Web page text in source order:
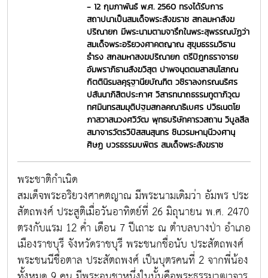
- 12 กุมภาพันธ์ พ.ศ. 2560 ทรงได้รับการ
สถาปนาเป็นสมเด็จพระสังฆราช สกลมหาสังฆ
ปริณายก มีพระนามตามจารึกในพระสุพรรณบัฏว่า
สมเด็จพระอริยวงศาคตญาณ สุขุมธรรมวิธาน
ธำรง สกลมหาสงฆปริณายก ตรีปิฎกธราจารย
อัมพราภิธานสังฆวิสุต ปาพจนุตตมสาสนโสภณ
กิตตินิรมลคุรุฐานียบัณฑิต วชิราลงกรณนริศร
ปสันนาภิสิตประกาศ วิสารทนาถธรรมทูตาภิวุฒ
ทศมินทรสมมุติปฐมสกลคณาธิเบศร ปวิธเนตโย
ภาสวาสนวงศวิวัฒ พุทธบริษัทคารวสถาน วิบูลสีล
สมาจารวัตรวิปัสสนสุนทร ชินวรมหามุนีวงศานุ
ศิษฏ บวรธรรมบพิตร สมเด็จพระสังฆราช
พระชาติกำเนิด
สมเด็จพระอริยวงศาคตญาณ มีพระนามเดิมว่า อัมพร ประ
สัตถพงศ์ ประสูติเมื่อวันอาทิตย์ที่ 26 มิถุนายน พ.ศ. 2470
ตรงกับแรม 12 ค่ำ เดือน 7 ปีเถาะ ณ ตำบลบางป่า อำเภอ
เมืองราชบุรี จังหวัดราชบุรี พระชนกชื่อนับ ประสัตถพงศ์
พระชนนีชื่อตาล ประสัตถพงศ์ เป็นบุตรคนที่ 2 จากพี่น้อง